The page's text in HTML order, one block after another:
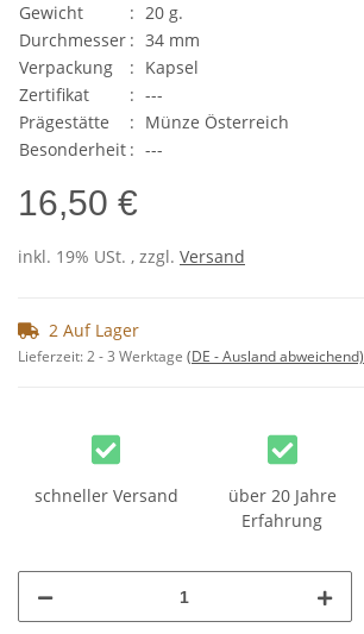
Gewicht
: 20 g.
Durchmesser : 34 mm
Verpackung
: Kapsel
Zertifikat
: ---
Prägestätte
: Münze Österreich
Besonderheit : ---
16,50 €
inkl. 19% USt. , zzgl. Versand
2 Auf Lager
Lieferzeit:2 - 3 Werktage (DE - Ausland abweichend)
schneller Versand
über 20 Jahre
Erfahrung